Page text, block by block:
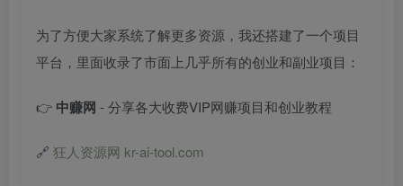
为了方便大家系统了解更多资源，我还搭建了一个项目
平台，里面收录了市面上几乎所有的创业和副业项目：
👉 中赚网 - 分享各大收费VIP网赚项目和创业教程
🔗 狂人资源网 kr-ai-tool.com